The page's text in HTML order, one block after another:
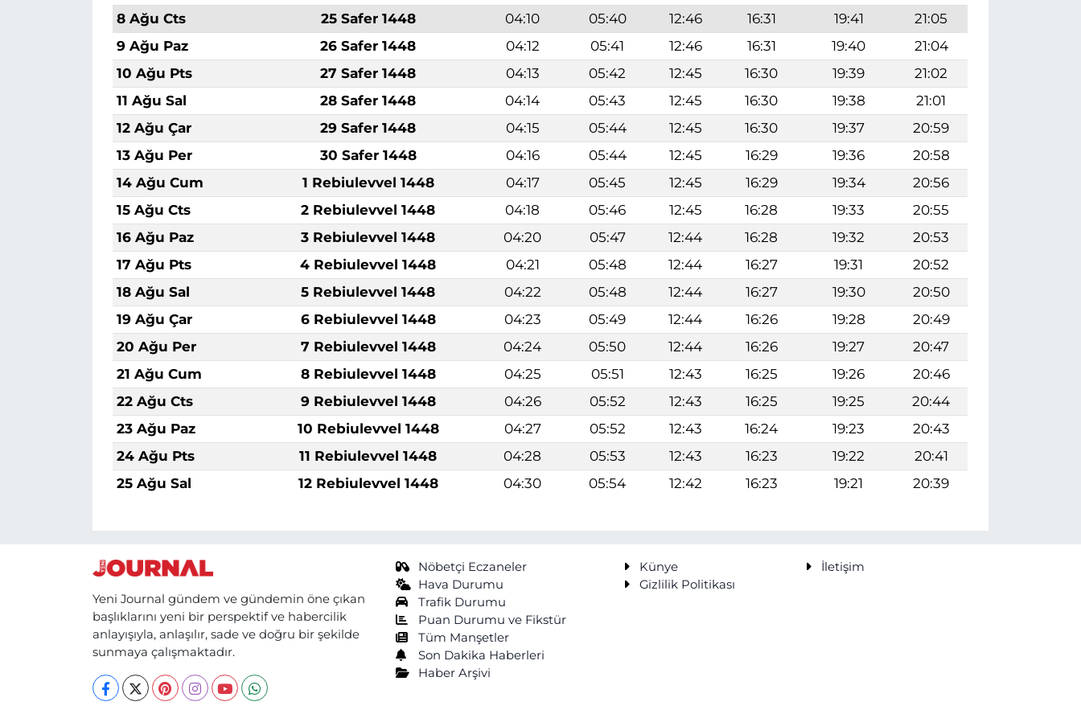
8 Ağu Cts
25 Safer 1448 04:10 05:40 12:46 16:31 19:41
21:05
9 Ağu Paz
26 Safer 1448 04:12 05:41 12:46 16:31 19:40
21:04
10 Ağu Pts
27 Safer 1448 04:13 05:42 12:45 16:30 19:39
21:02
11 Ağu Sal
28 Safer 1448 04:14 05:43 12:45 16:30 19:38
21:01
12 Ağu Çar
29 Safer 1448 04:15 05:44 12:45 16:30 19:37
20:59
13 Ağu Per
30 Safer 1448 04:16 05:44 12:45 16:29 19:36
20:58
14 Ağu Cum
1 Rebiulevvel 1448 04:17 05:45 12:45 16:29 19:34
20:56
15 Ağu Cts
2 Rebiulevvel 1448 04:18 05:46 12:45 16:28 19:33
20:55
16 Ağu Paz
3 Rebiulevvel 1448 04:20 05:47 12:44 16:28 19:32
20:53
17 Ağu Pts
4 Rebiulevvel 1448 04:21 05:48 12:44 16:27 19:31
20:52
18 Ağu Sal
5 Rebiulevvel 1448 04:22 05:48 12:44 16:27 19:30
20:50
19 Ağu Çar
6 Rebiulevvel 1448 04:23 05:49 12:44 16:26 19:28
20:49
20 Ağu Per
7 Rebiulevvel 1448 04:24 05:50 12:44 16:26 19:27
20:47
21 Ağu Cum
8 Rebiulevvel 1448 04:25 05:51 12:43 16:25 19:26
20:46
22 Ağu Cts
9 Rebiulevvel 1448 04:26 05:52 12:43 16:25 19:25
20:44
23 Ağu Paz
10 Rebiulevvel 1448 04:27 05:52 12:43 16:24 19:23
20:43
24 Ağu Pts
11 Rebiulevvel 1448 04:28 05:53 12:43 16:23 19:22
20:41
25 Ağu Sal
12 Rebiulevvel 1448 04:30 05:54 12:42 16:23 19:21 20:39
Yeni Journal gündem ve gündemin öne çıkan
başlıklarını yeni bir perspektif ve habercilik
anlayışıyla, anlaşılır, sade ve doğru bir şekilde
sunmaya çalışmaktadır.
Nöbetçi Eczaneler
Hava Durumu
Trafik Durumu
Puan Durumu ve Fikstür
Tüm Manşetler
Son Dakika Haberleri
Haber Arşivi
Künye
İletişim
Gizlilik Politikası